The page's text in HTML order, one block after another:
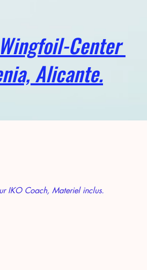
Center
Alicante.
IKO Coach, Materiel inclus.